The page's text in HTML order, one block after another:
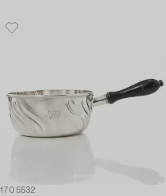
1705532